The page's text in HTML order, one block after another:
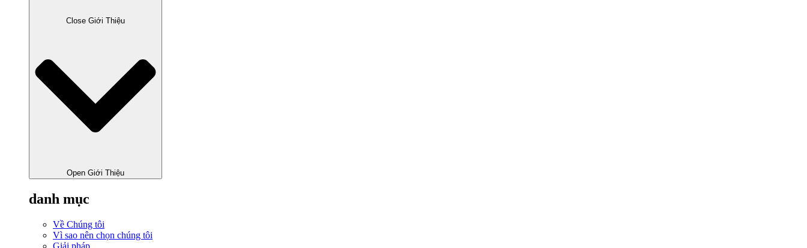
Close Giới Thiệu
Open Giới Thiệu
danh mục
Về Chúng tôi
Vì sao nên chọn chúng tôi
Giải pháp